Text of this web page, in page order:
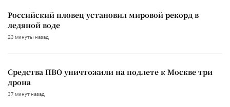
Российский пловец установил мировой рекорд в
ледяной воде
23 минуты назад
Средства ПВО уничтожили на подлете к Москве три
дрона
37 минут назад